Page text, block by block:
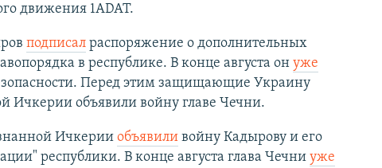
движения 1ADAT.
подписалраспоряжение о дополнительных
в республике. В конце августа он уже
Перед этим защищающие Украину
Ичкерии объявили войну главе Чечни.
Ичкерии объявиливойну Кадырову и его
республики. В конце августа глава Чечни уже